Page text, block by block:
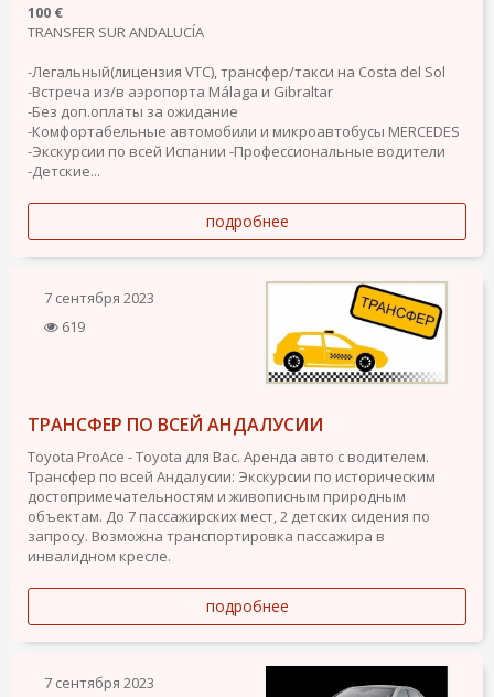
100 €
TRANSFER SUR ANDALUCÍA
-Легальный(лицензия VTC), трансфер/такси на Costa del Sol
-Встреча из/в аэропорта Málaga и Gibraltar
-Без доп.оплаты за ожидание
-Комфортабельные автомобили и микроавтобусы MERCEDES
-Экскурсии по всей Испании -Профессиональные водители
-Детские...
подробнее
7 сентября 2023
619
ТРАНСФЕР ПО ВСЕЙ АНДАЛУСИИ
Toyota ProAce - Toyota для Вас. Аренда авто с водителем.
Трансфер по всей Андалусии: Экскурсии по историческим
достопримечательностям и живописным природным
объектам. До 7 пассажирских мест, 2 детских сидения по
запросу. Возможна транспортировка пассажира в
инвалидном кресле.
подробнее
7 сентября 2023